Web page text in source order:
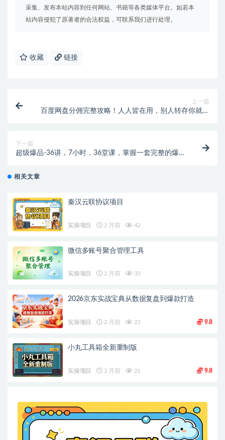
采集、发布本站内容到任何网站、书籍等各类媒体平台。如若本
站内容侵犯了原著者的合法权益，可联系我们进行处理。
收藏 链接
上一篇
百度网盘分佣完整攻略！人人皆在用，别人转存你就有
下一篇
超级爆品-36讲，7小时，36堂课，掌握一套完整的爆品
相关文章
秦汉云联协议项目
实操项目 2 月前 42
微信多账号聚合管理工具
实操项目 2 月前 33
2026京东实战宝典从数据复盘到爆款打造
实操项目 2 月前 23 9.8
小丸工具箱全新重制版
实操项目 2 月前 21 9.8